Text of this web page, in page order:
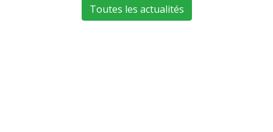
Toutes les actualités